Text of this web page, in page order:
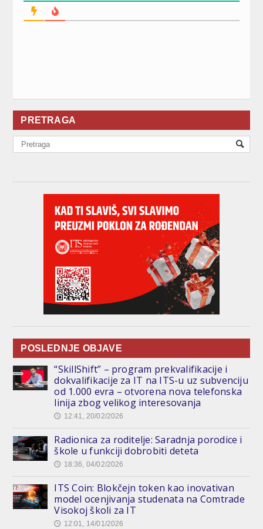
PRETRAGA
POSLEDNJE OBJAVE
“SkillShift” – program prekvalifikacije i
dokvalifikacije za IT na ITS-u uz subvenciju
od 1.000 evra – otvorena nova telefonska
linija zbog velikog interesovanja
🕔 12:41, 20/02/2026
Radionica za roditelje: Saradnja porodice i
škole u funkciji dobrobiti deteta
🕔 18:36, 04/02/2026
ITS Coin: Blokčejn token kao inovativan
model ocenjivanja studenata na Comtrade
Visokoj školi za IT
🕔 12:01, 14/01/2026